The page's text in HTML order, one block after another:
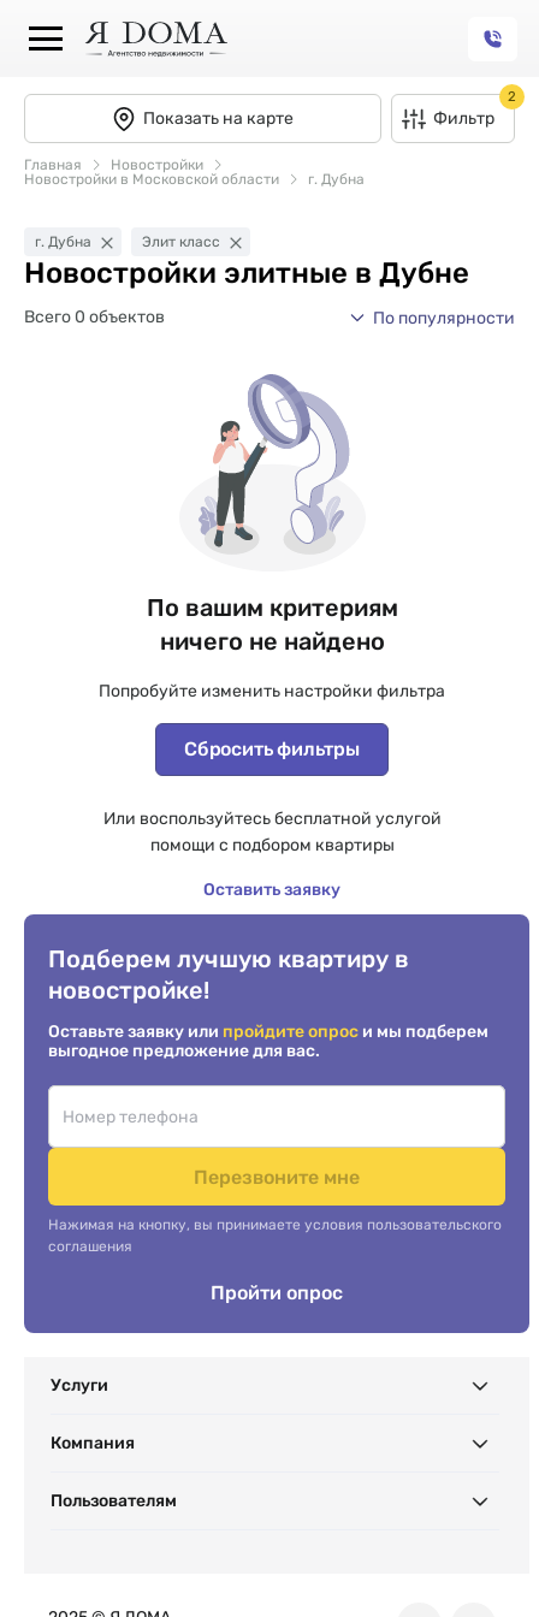
Показать на карте Фильтр
2
Главная
Новостройки
Новостройки в Московской области
г. Дубна
г. Дубна Элит класс
Новостройки элитные в Дубне
Всего 0 объектов По популярности
По вашим критериям
ничего не найдено
Попробуйте изменить настройки фильтра
Сбросить фильтры
Или воспользуйтесь бесплатной услугой
помощи с подбором квартиры
Оставить заявку
Подберем лучшую квартиру в
новостройке!
Оставьте заявку или пройдите опрос и мы подберем
выгодное предложение для вас.
Перезвоните мне
Нажимая на кнопку, вы принимаете условия пользовательского
соглашения
Пройти опрос
Услуги
Компания
Пользователям